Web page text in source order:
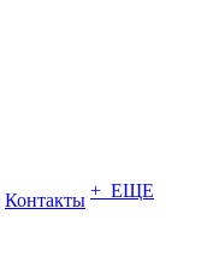
Контакты + ЕЩЕ